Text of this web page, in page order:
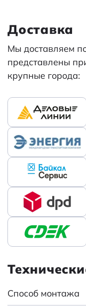
Способ монтажа
Доставка
Мы доставляем
представлены
крупные города: